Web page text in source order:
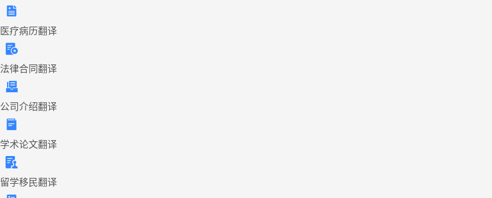
医疗病历翻译
法律合同翻译
公司介绍翻译
学术论文翻译
留学移民翻译